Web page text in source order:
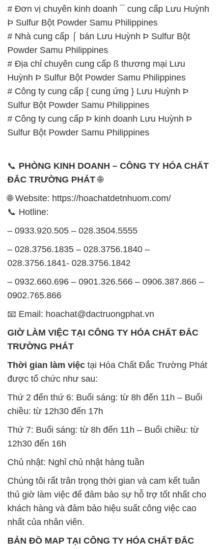
# Đơn vị chuyên kinh doanh ¯ cung cấp Lưu Huỳnh
Þ Sulfur Bột Powder Samu Philippines
# Nhà cung cấp ⌠ bán Lưu Huỳnh Þ Sulfur Bột
Powder Samu Philippines
# Địa chỉ chuyên cung cấp ß thương mại Lưu
Huỳnh Þ Sulfur Bột Powder Samu Philippines
# Công ty cung cấp { cung ứng } Lưu Huỳnh Þ
Sulfur Bột Powder Samu Philippines
# Công ty cung cấp Þ kinh doanh Lưu Huỳnh Þ
Sulfur Bột Powder Samu Philippines
📞 PHÒNG KINH DOANH – CÔNG TY HÓA CHẤT
ĐẮC TRƯỜNG PHÁT🌐
🌐 Website: https://hoachatdetnhuom.com/
📞 Hotline:
– 0933.920.505 – 028.3504.5555
– 028.3756.1835 – 028.3756.1840 –
028.3756.1841- 028.3756.1842
– 0932.660.696 – 0901.326.566 – 0906.387.866 –
0902.765.866
📧 Email: hoachat@dactruongphat.vn
GIỜ LÀM VIỆC TẠI CÔNG TY HÓA CHẤT ĐẮC
TRƯỜNG PHÁT
Thời gian làm việc tại Hóa Chất Đắc Trường Phát
được tổ chức như sau:
Thứ 2 đến thứ 6: Buổi sáng: từ 8h đến 11h – Buổi
chiều: từ 12h30 đến 17h
Thứ 7: Buổi sáng: từ 8h đến 11h – Buổi chiều: từ
12h30 đến 16h
Chủ nhật: Nghỉ chủ nhật hàng tuần
Chúng tôi rất trân trọng thời gian và cam kết tuân
thủ giờ làm việc để đảm bảo sự hỗ trợ tốt nhất cho
khách hàng và đảm bảo hiệu suất công việc cao
nhất của nhân viên.
BẢN ĐỒ MAP TẠI CÔNG TY HÓA CHẤT ĐẮC